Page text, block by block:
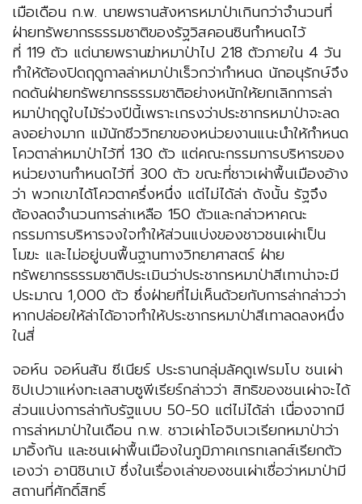
เมือเดือน ก.พ. นายพรานสังหารหมาป่าเกินกว่าจำนวนที่
ฝ่ายทรัพยากรธรรมชาติของรัฐวิสคอนซินกำหนดไว้
ที่ 119 ตัว แต่นายพรานฆ่าหมาป่าไป 218 ตัวภายใน 4 วัน
ทำให้ต้องปิดฤดูกาลล่าหมาป่าเร็วกว่ากำหนด นักอนุรักษ์จึง
กดดันฝ่ายทรัพยากรธรรมชาติอย่างหนักให้ยกเลิกการล่า
หมาป่าฤดูใบไม้ร่วงปีนี้เพราะเกรงว่าประชากรหมาป่าจะลด
ลงอย่างมาก แม้นักชีววิทยาของหน่วยงานแนะนำให้กำหนด
โควตาล่าหมาป่าไว้ที่ 130 ตัว แต่คณะกรรมการบริหารของ
หน่วยงานกำหนดไว้ที่ 300 ตัว ขณะที่ชาวเผ่าพื้นเมืองอ้าง
ว่า พวกเขาได้โควตาครึ่งหนึ่ง แต่ไม่ได้ล่า ดังนั้น รัฐจึง
ต้องลดจำนวนการล่าเหลือ 150 ตัวและกล่าวหาคณะ
กรรมการบริหารจงใจทำให้ส่วนแบ่งของชาวชนเผ่าเป็น
โมฆะ และไม่อยู่บนพื้นฐานทางวิทยาศาสตร์ ฝ่าย
ทรัพยากรธรรมชาติประเมินว่าประชากรหมาป่าสีเทาน่าจะมี
ประมาณ 1,000 ตัว ซึ่งฝ่ายที่ไม่เห็นด้วยกับการล่ากล่าวว่า
หากปล่อยให้ล่าได้อาจทำให้ประชากรหมาป่าสีเทาลดลงหนึ่ง
ในสี่
จอห์น จอห์นสัน ซีเนียร์ ประธานกลุ่มลัคดูเฟรมโบ ชนเผ่า
ชิปเปวาแห่งทะเลสาบซูพีเรียร์กล่าวว่า สิทธิของชนเผ่าจะได้
ส่วนแบ่งการล่ากับรัฐแบบ 50-50 แต่ไม่ได้ล่า เนื่องจากมี
การล่าหมาป่าในเดือน ก.พ. ชาวเผ่าโอจิบเวเรียกหมาป่าว่า
มาอิ้งกัน และชนเผ่าพื้นเมืองในภูมิภาคเกรทเลกส์เรียกตัว
เองว่า อานิชินาเบ้ ซึ่งในเรื่องเล่าของชนเผ่าเชื่อว่าหมาป่ามี
สถานที่ศักดิ์สิทธิ์